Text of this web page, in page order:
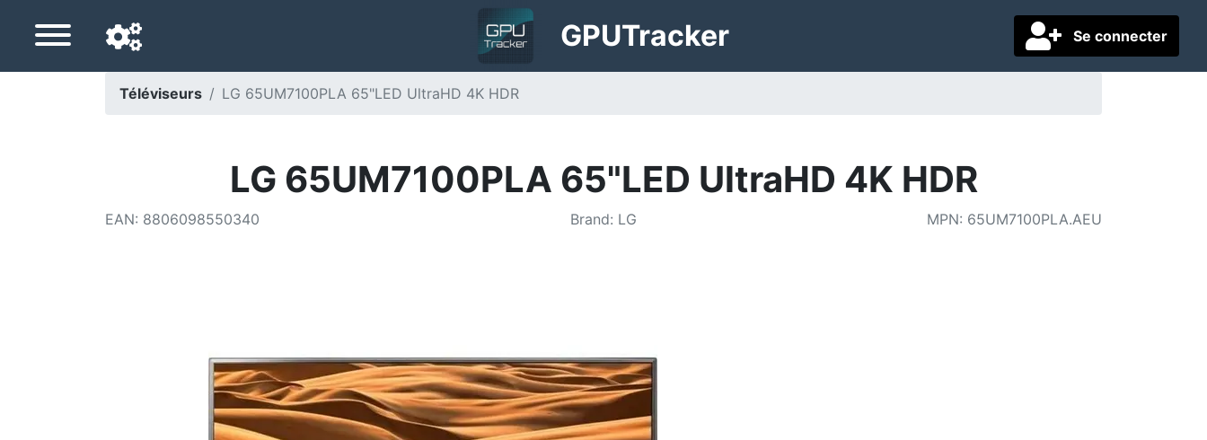
Se connecter
GPUTracker
Téléviseurs LG 65UM7100PLA 65"LED UltraHD 4K HDR
LG 65UM7100PLA 65"LED UltraHD 4K HDR
EAN: 8806098550340 Brand: LG MPN: 65UM7100PLA.AEU